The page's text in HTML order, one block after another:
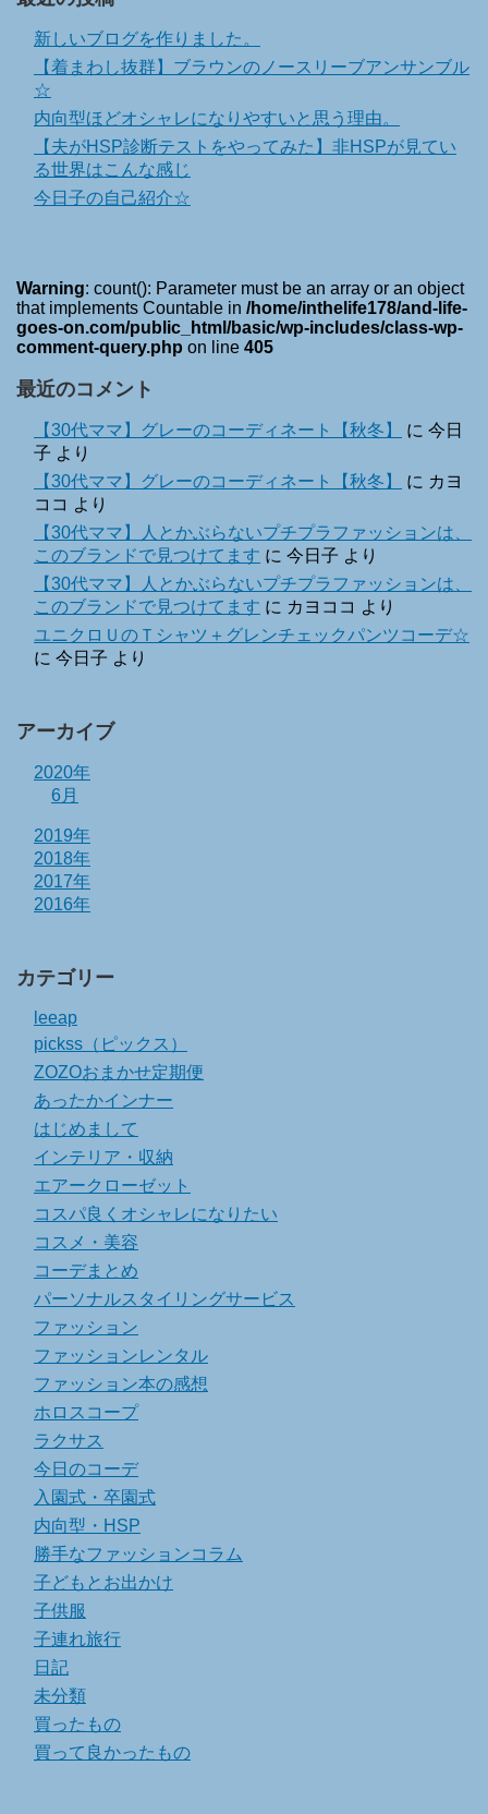
新しいブログを作りました。
【着まわし抜群】ブラウンのノースリーブアンサンブル
☆
内向型ほどオシャレになりやすいと思う理由。
【夫がHSP診断テストをやってみた】非HSPが見てい
る世界はこんな感じ
今日子の自己紹介☆
Warning: count(): Parameter must be an array or an object
that implements Countable in /home/inthelife178/and-life-
goes-on.com/public_html/basic/wp-includes/class-wp-
comment-query.php on line 405
最近のコメント
【30代ママ】グレーのコーディネート【秋冬】 に 今日
子 より
【30代ママ】グレーのコーディネート【秋冬】
に カヨ
ココ より
【30代ママ】人とかぶらないプチプラファッションは、
このブランドで見つけてます に 今日子 より
【30代ママ】人とかぶらないプチプラファッションは、
このブランドで見つけてます に カヨココ より
ユニクロＵのＴシャツ＋グレンチェックパンツコーデ☆
に 今日子 より
アーカイブ
2020年
6月
2019年
2018年
2017年
2016年
カテゴリー
leeap
pickss（ピックス）
ZOZOおまかせ定期便
あったかインナー
はじめまして
インテリア・収納
エアークローゼット
コスパ良くオシャレになりたい
コスメ・美容
コーデまとめ
パーソナルスタイリングサービス
ファッション
ファッションレンタル
ファッション本の感想
ホロスコープ
ラクサス
今日のコーデ
入園式・卒園式
内向型・HSP
勝手なファッションコラム
子どもとお出かけ
子供服
子連れ旅行
日記
未分類
買ったもの
買って良かったもの